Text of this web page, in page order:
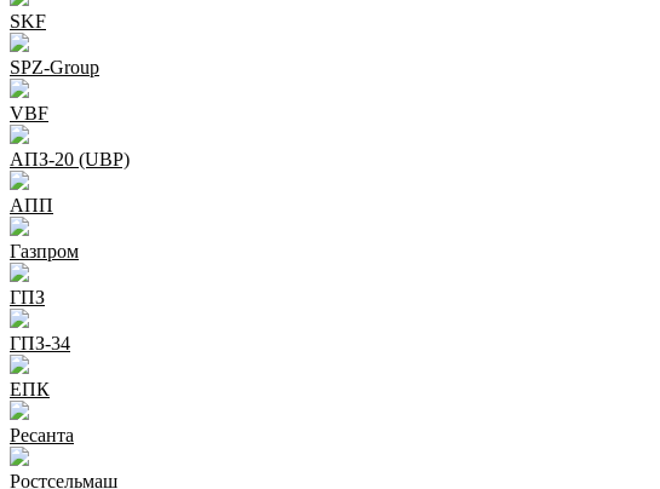
SKF
SPZ-Group
VBF
АПЗ-20 (UBP)
АПП
Газпром
ГПЗ
ГПЗ-34
ЕПК
Ресанта
Ростсельмаш